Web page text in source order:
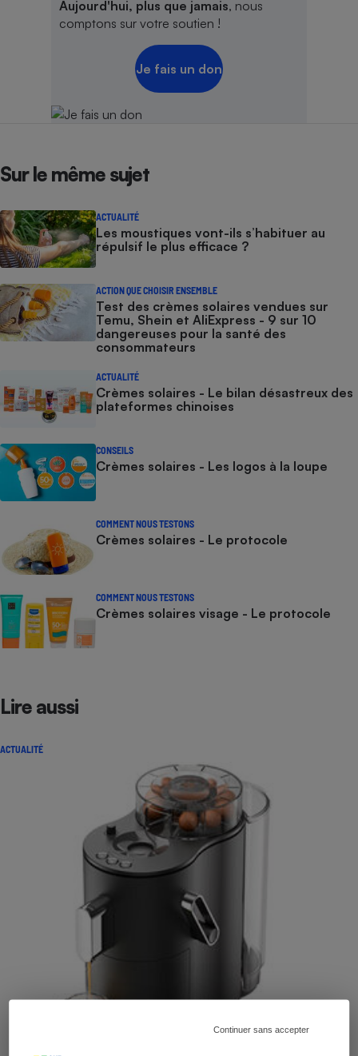
Continuer sans accepter
Aujourd'hui, plus que jamais, nous
comptons sur votre soutien !
Je fais un don
Sur le même sujet
ACTUALITÉ
Les moustiques vont-ils s’habituer au
répulsif le plus efficace ?
ACTION QUE CHOISIR ENSEMBLE
Test des crèmes solaires vendues sur
Temu, Shein et AliExpress - 9 sur 10
dangereuses pour la santé des
consommateurs
ACTUALITÉ
Crèmes solaires - Le bilan désastreux des
plateformes chinoises
CONSEILS
Crèmes solaires - Les logos à la loupe
COMMENT NOUS TESTONS
Crèmes solaires - Le protocole
COMMENT NOUS TESTONS
Crèmes solaires visage - Le protocole
Lire aussi
ACTUALITÉ